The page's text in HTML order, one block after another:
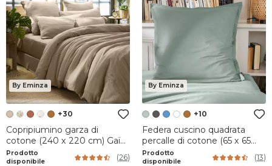
By Eminza
+30
Copripiumino garza di
cotone (240 x 220 cm) Gaïa
Marrone corda
Prodotto
disponibile
(26)
By Eminza
+10
Federa cuscino quadrata
percalle di cotone (65 x 65
cm) Cali Verde eucalipto
Prodotto
disponibile
(13)